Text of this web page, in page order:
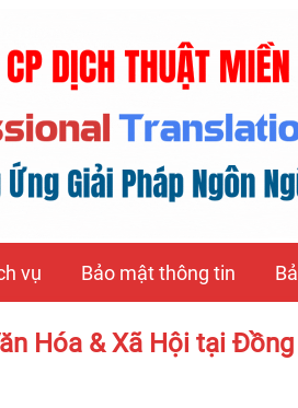
vụ Bảo mật thông tin
Hóa & Xã Hội tại